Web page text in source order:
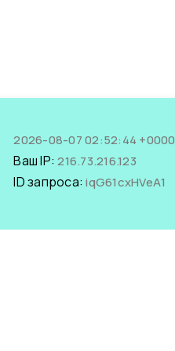
2026-08-07 02:52:44 +0000
Ваш IP:216.73.216.123
ID запроса:iqG61cxHVeA1